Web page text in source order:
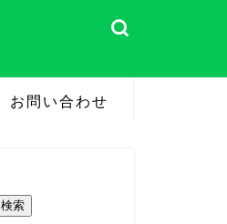
お問い合わせ
検索